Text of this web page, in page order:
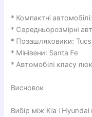
* Компактні
* Середньорозмірні
* Позашляховики:
* Мінівени: Santa Fe
* Автомобілі класу
Висновок
Вибір між Kia і